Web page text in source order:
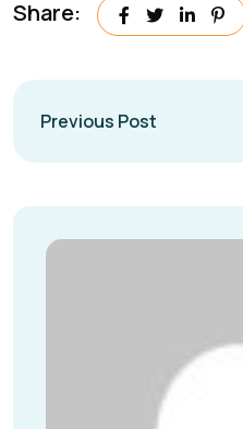
Share:
Previous Post